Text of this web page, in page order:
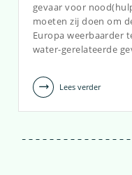
030-6069584
Patrick.Smeets@kwrwater.nl
gevaar voor
moeten zij doen om
Europa weerbaarder
water-gerelateerde
Lees verder